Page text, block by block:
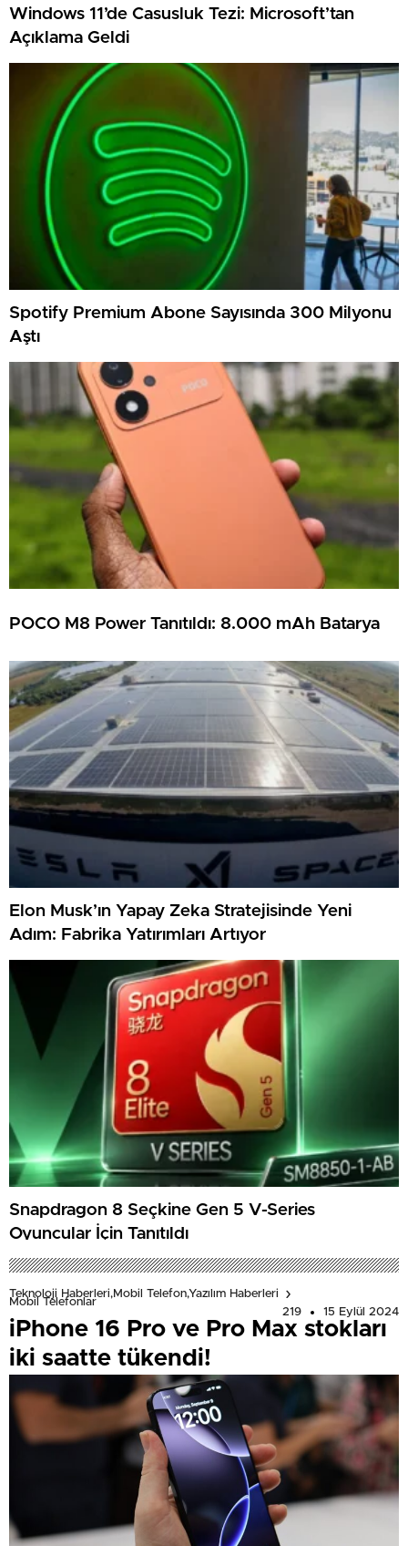
Windows 11’de Casusluk Tezi: Microsoft’tan
Açıklama Geldi
Spotify Premium Abone Sayısında 300 Milyonu
Aştı
POCO M8 Power Tanıtıldı: 8.000 mAh Batarya
Elon Musk’ın Yapay Zeka Stratejisinde Yeni
Adım: Fabrika Yatırımları Artıyor
Snapdragon 8 Seçkine Gen 5 V-Series
Oyuncular İçin Tanıtıldı
Teknoloji Haberleri,Mobil Telefon,Yazılım Haberleri
Mobil Telefonlar
219
15 Eylül 2024
iPhone 16 Pro ve Pro Max stokları
iki saatte tükendi!